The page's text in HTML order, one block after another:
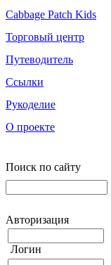
Cabbage Patch Kids
Торговый центр
Путеводитель
Ссылки
Рукоделие
О проекте
Поиск по сайту
Авторизация
Логин